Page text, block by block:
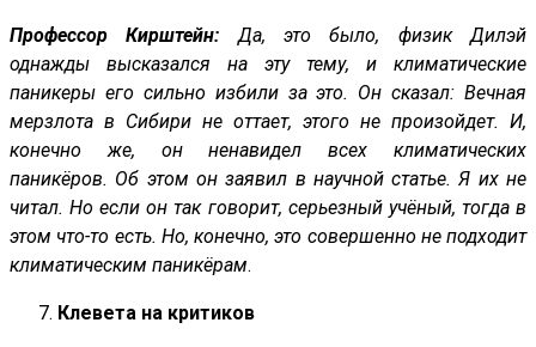
Профессор Кирштейн:
Да, это было, физик Дилэй
однажды высказался на эту тему, и климатические
паникеры его сильно избили за это. Он сказал: Вечная
мерзлота в Сибири не оттает, этого не произойдет. И,
конечно же, он ненавидел всех климатических
паникёров. Об этом он заявил в научной статье. Я их не
читал. Но если он так говорит, серьезный учёный, тогда в
этом что-то есть. Но, конечно, это совершенно не подходит
климатическим паникёрам.
Клевета на критиков